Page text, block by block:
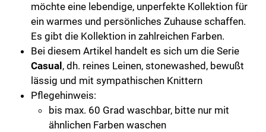
möchte eine lebendige, unperfekte Kollektion für
ein warmes und persönliches Zuhause schaffen.
Es gibt die Kollektion in zahlreichen Farben.
Bei diesem Artikel handelt es sich um die Serie
Casual , dh. reines Leinen, stonewashed, bewußt
lässig und mit sympathischen Knittern
Pflegehinweis:
bis max. 60 Grad waschbar, bitte nur mit
ähnlichen Farben waschen